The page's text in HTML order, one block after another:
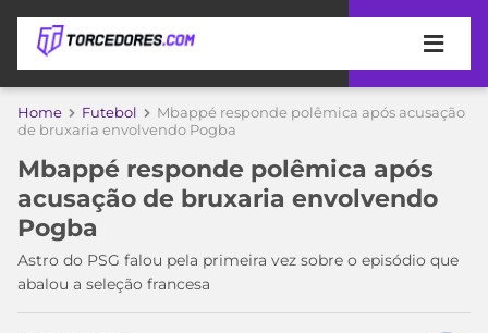
APOSTAS
DE
APOSTA
MELHORES
SITES
DE
COPA
DO
MUNDO
TIMES
Home Futebol
Mbappé responde polêmica após acusação
de bruxaria envolvendo Pogba
Mbappé responde polêmica após
acusação de bruxaria envolvendo
Pogba
Astro do PSG falou pela primeira vez sobre o episódio que
abalou a seleção francesa